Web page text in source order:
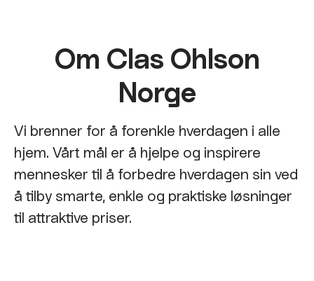
Om Clas Ohlson
Norge
Vi brenner for å forenkle hverdagen i alle
hjem. Vårt mål er å hjelpe og inspirere
mennesker til å forbedre hverdagen sin ved
å tilby smarte, enkle og praktiske løsninger
til attraktive priser.